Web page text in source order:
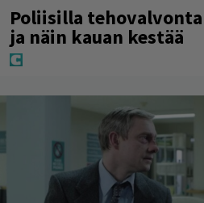
Poliisilla
ja näin kauan kestää